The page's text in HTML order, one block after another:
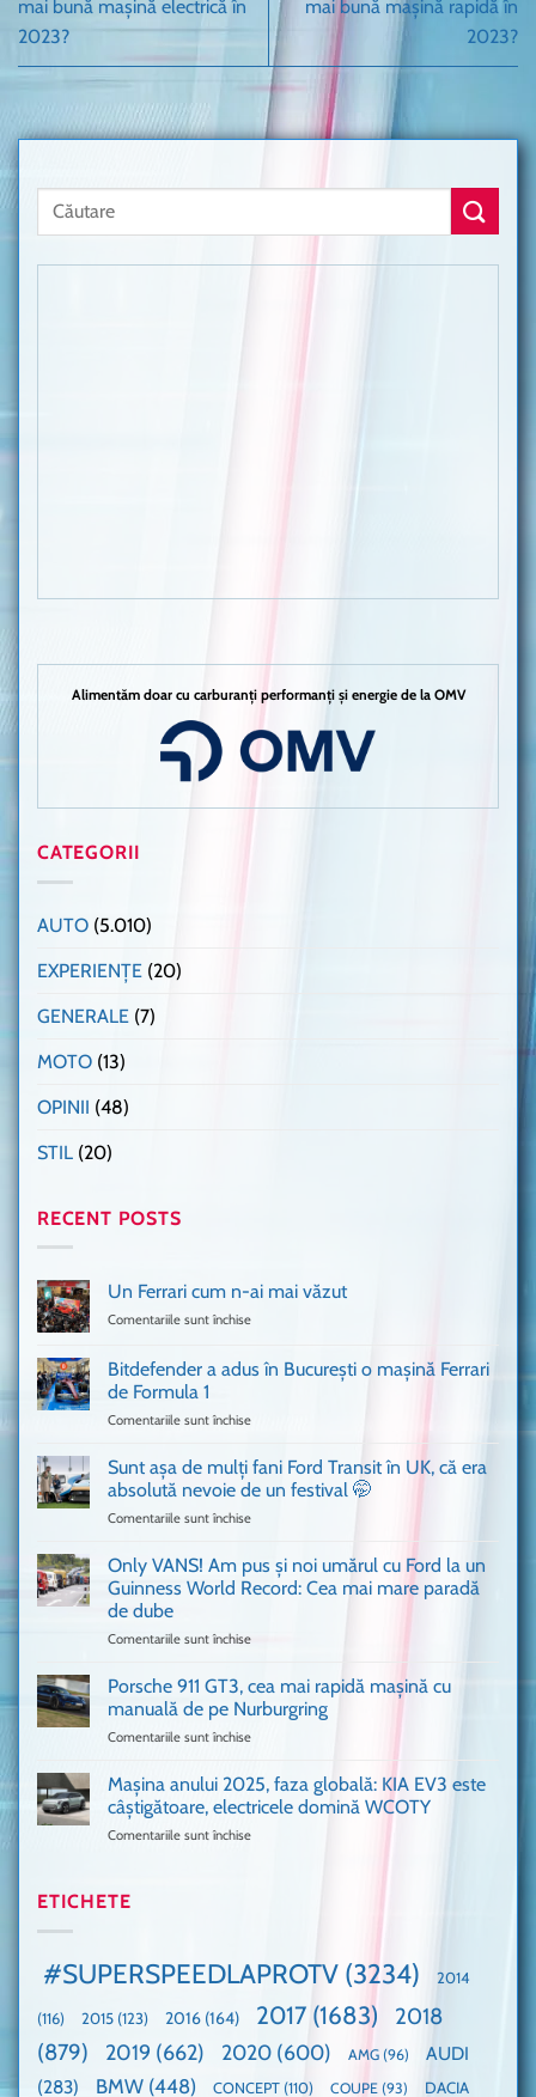
mai bună mașină electrică în
2023?
mai bună mașină rapidă în
2023?
Alimentăm doar cu carburanți performanți și energie de la OMV
CATEGORII
AUTO (5.010)
EXPERIENȚE (20)
GENERALE (7)
MOTO (13)
OPINII (48)
STIL (20)
RECENT POSTS
Un Ferrari cum n-ai mai văzut
Comentariile sunt închise
Ferrari
cum
văzut
Bitdefender a adus în București o mașină Ferrari
de Formula 1
Comentariile sunt închise
a
în
mașină
Ferrari
Sunt așa de mulți fani Ford Transit în UK, că era
absolută nevoie de un festival 🤭
Comentariile sunt închise
așa
mulți
în
UK,
nevoie
de
Only VANS! Am pus și noi umărul cu Ford la un
Guinness World Record: Cea mai mare paradă
de dube
Comentariile sunt închise
VANS!
Am
pus
umărul
cu
mai
mare
paradă
de
dube
Porsche 911 GT3, cea mai rapidă mașină cu
manuală de pe Nurburgring
Comentariile sunt închise
911
GT3,
cea
pe
Nurburgring
Mașina anului 2025, faza globală: KIA EV3 este
câștigătoare, electricele domină WCOTY
Comentariile sunt închise
EV3
câștigătoare,
domină
WCOTY
ETICHETE
#SUPERSPEEDLAPROTV (3234) 2014
(116) 2015 (123) 2016 (164) 2017 (1683)
2018
(879)
2019 (662) 2020 (600) AMG (96)
AUDI
(283)
BMW (448) CONCEPT (110) COUPE (93)
DACIA